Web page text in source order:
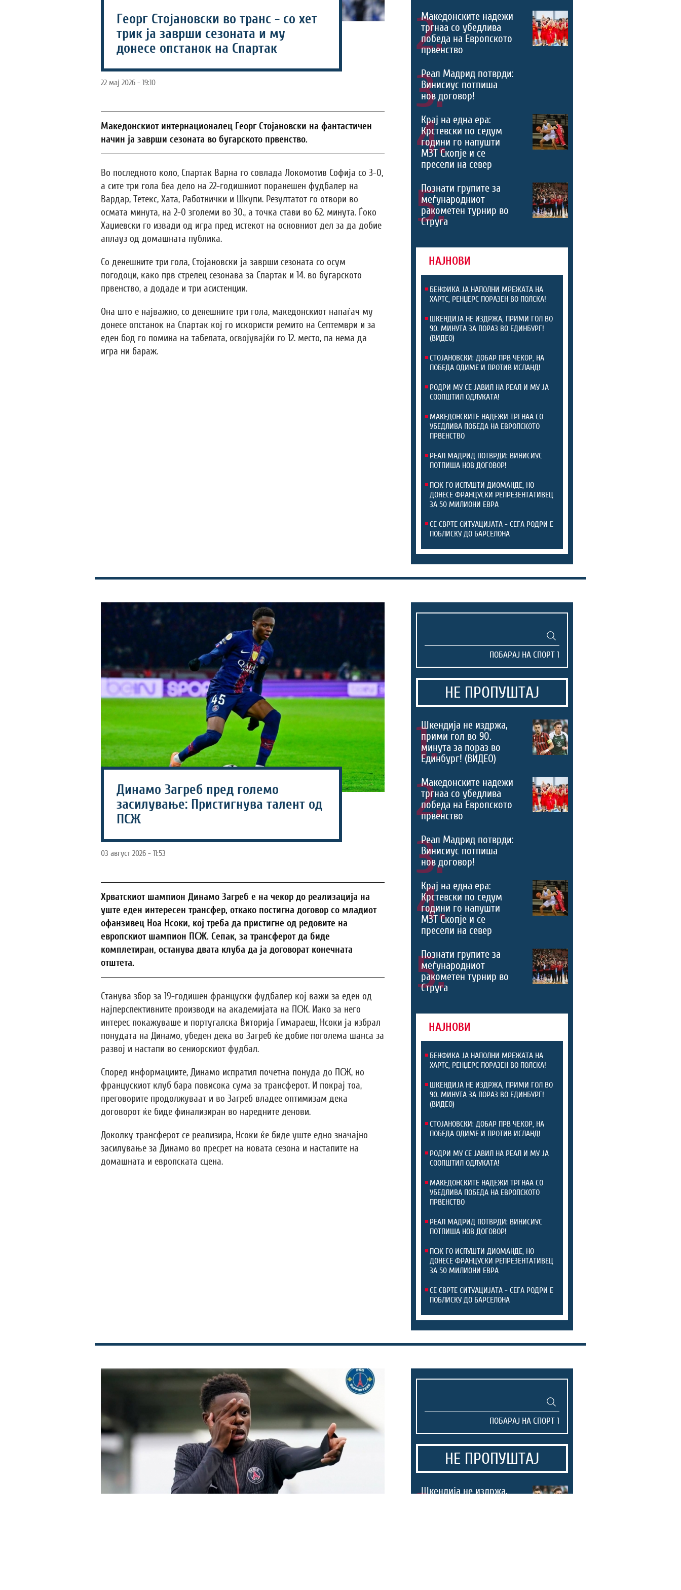
Георг Стојановски во транс - со хет
трик ја заврши сезоната и му
донесе опстанок на Спартак
22 мај 2026 - 19:10
Македонскиот интернационалец Георг Стојановски на фантастичен
начин ја заврши сезоната во бугарското првенство.
Во последното коло, Спартак Варна го совлада Локомотив Софија со 3-0,
а сите три гола беа дело на 22-годишниот поранешен фудбалер на
Вардар, Тетекс, Хата, Работнички и Шкупи. Резултатот го отвори во
осмата минута, на 2-0 зголеми во 30., а точка стави во 62. минута. Ѓоко
Хаџиевски го извади од игра пред истекот на основниот дел за да добие
аплауз од домашната публика.
Со денешните три гола, Стојановски ја заврши сезоната со осум
погодоци, како прв стрелец сезонава за Спартак и 14. во бугарското
првенство, а додаде и три асистенции.
Она што е најважно, со денешните три гола, македонскиот напаѓач му
донесе опстанок на Спартак кој го искористи ремито на Септември и за
еден бод го помина на табелата, освојувајќи го 12. место, па нема да
игра ни бараж.
2.
Македонските надежи
тргнаа со убедлива
победа на Европското
првенство
3.
Реал Мадрид потврди:
Винисиус потпиша
нов договор!
4.
Крај на една ера:
Крстевски по седум
години го напушти
МЗТ Скопје и се
пресели на север
5.
Познати групите за
меѓународниот
ракометен турнир во
Струга
НАЈНОВИ
БЕНФИКА ЈА НАПОЛНИ МРЕЖАТА НА
ХАРТС, РЕНЏЕРС ПОРАЗЕН ВО ПОЛСКА!
ШКЕНДИЈА НЕ ИЗДРЖА, ПРИМИ ГОЛ ВО
90. МИНУТА ЗА ПОРАЗ ВО ЕДИНБУРГ!
(ВИДЕО)
СТОЈАНОВСКИ: ДОБАР ПРВ ЧЕКОР, НА
ПОБЕДА ОДИМЕ И ПРОТИВ ИСЛАНД!
РОДРИ МУ СЕ ЈАВИЛ НА РЕАЛ И МУ ЈА
СООПШТИЛ ОДЛУКАТА!
МАКЕДОНСКИТЕ НАДЕЖИ ТРГНАА СО
УБЕДЛИВА ПОБЕДА НА ЕВРОПСКОТО
ПРВЕНСТВО
РЕАЛ МАДРИД ПОТВРДИ: ВИНИСИУС
ПОТПИША НОВ ДОГОВОР!
ПСЖ ГО ИСПУШТИ ДИОМАНДЕ, НО
ДОНЕСЕ ФРАНЦУСКИ РЕПРЕЗЕНТАТИВЕЦ
ЗА 50 МИЛИОНИ ЕВРА
СЕ СВРТЕ СИТУАЦИЈАТА - СЕГА РОДРИ Е
ПОБЛИСКУ ДО БАРСЕЛОНА
Динамо Загреб пред големо
засилување: Пристигнува талент од
ПСЖ
03 август 2026 - 11:53
Хрватскиот шампион Динамо Загреб е на чекор до реализација на
уште еден интересен трансфер, откако постигна договор со младиот
офанзивец Ноа Нсоки, кој треба да пристигне од редовите на
европскиот шампион ПСЖ. Сепак, за трансферот да биде
комплетиран, останува двата клуба да ја договорат конечната
отштета.
Станува збор за 19-годишен француски фудбалер кој важи за еден од
најперспективните производи на академијата на ПСЖ. Иако за него
интерес покажуваше и португалска Виторија Гимараеш, Нсоки ја избрал
понудата на Динамо, убеден дека во Загреб ќе добие поголема шанса за
развој и настапи во сениорскиот фудбал.
Според информациите, Динамо испратил почетна понуда до ПСЖ, но
францускиот клуб бара повисока сума за трансферот. И покрај тоа,
преговорите продолжуваат и во Загреб владее оптимизам дека
договорот ќе биде финализиран во наредните денови.
Доколку трансферот се реализира, Нсоки ќе биде уште едно значајно
засилување за Динамо во пресрет на новата сезона и настапите на
домашната и европската сцена.
НЕ ПРОПУШТАЈ
1.
Шкендија не издржа,
прими гол во 90.
минута за пораз во
Единбург! (ВИДЕО)
2.
Македонските надежи
тргнаа со убедлива
победа на Европското
првенство
3.
Реал Мадрид потврди:
Винисиус потпиша
нов договор!
4.
Крај на една ера:
Крстевски по седум
години го напушти
МЗТ Скопје и се
пресели на север
5.
Познати групите за
меѓународниот
ракометен турнир во
Струга
НАЈНОВИ
БЕНФИКА ЈА НАПОЛНИ МРЕЖАТА НА
ХАРТС, РЕНЏЕРС ПОРАЗЕН ВО ПОЛСКА!
ШКЕНДИЈА НЕ ИЗДРЖА, ПРИМИ ГОЛ ВО
90. МИНУТА ЗА ПОРАЗ ВО ЕДИНБУРГ!
(ВИДЕО)
СТОЈАНОВСКИ: ДОБАР ПРВ ЧЕКОР, НА
ПОБЕДА ОДИМЕ И ПРОТИВ ИСЛАНД!
РОДРИ МУ СЕ ЈАВИЛ НА РЕАЛ И МУ ЈА
СООПШТИЛ ОДЛУКАТА!
МАКЕДОНСКИТЕ НАДЕЖИ ТРГНАА СО
УБЕДЛИВА ПОБЕДА НА ЕВРОПСКОТО
ПРВЕНСТВО
РЕАЛ МАДРИД ПОТВРДИ: ВИНИСИУС
ПОТПИША НОВ ДОГОВОР!
ПСЖ ГО ИСПУШТИ ДИОМАНДЕ, НО
ДОНЕСЕ ФРАНЦУСКИ РЕПРЕЗЕНТАТИВЕЦ
ЗА 50 МИЛИОНИ ЕВРА
СЕ СВРТЕ СИТУАЦИЈАТА - СЕГА РОДРИ Е
ПОБЛИСКУ ДО БАРСЕЛОНА
НЕ ПРОПУШТАЈ
1.
Шкендија не издржа,